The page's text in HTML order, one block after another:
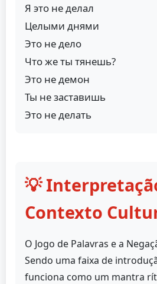
Я это не делал
Целыми днями
Это не дело
Что же ты тянешь?
Это не демон
Ты не заставишь
Это не делать
💡
Contexto
O Jogo de Palavras e a
Sendo uma faixa de
funciona como um mantra